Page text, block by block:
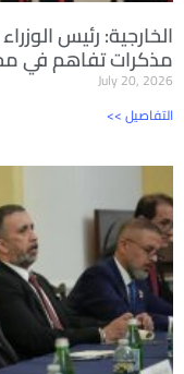
الخارجية: رئيس
مذكرات تفاهم في
July 20, 2026
<< التفاصيل